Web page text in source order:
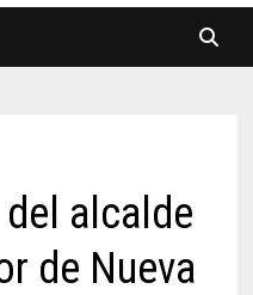
alcalde
de Nueva